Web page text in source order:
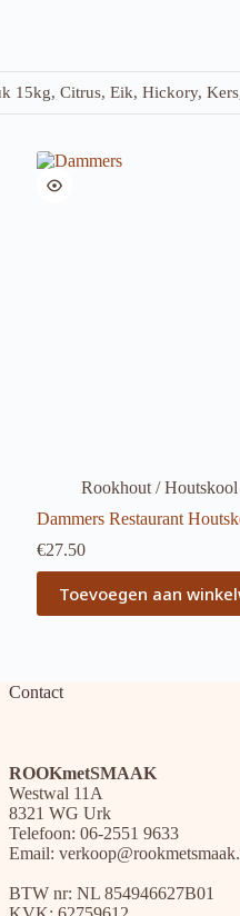
15kg, Citrus, Eik, Hickory,
Rookhout /
Dammers Restaurant
€27.50
Toevoegen aan
Contact
ROOKmetSMAAK
Westwal 11A
8321 WG Urk
Telefoon: 06-2551 9633
Email:
BTW nr: NL 854946627B01